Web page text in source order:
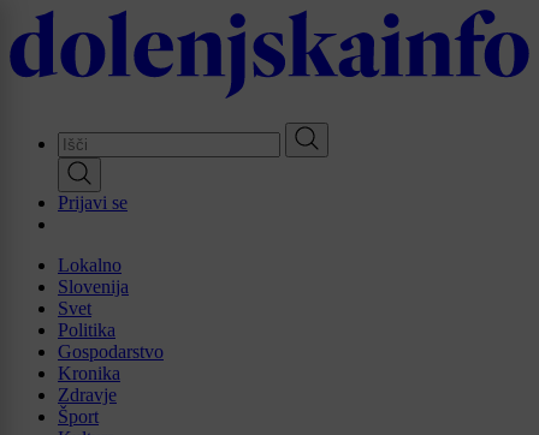
Skip
to
main
Prijavi se
Lokalno
Slovenija
Svet
Politika
Gospodarstvo
Kronika
Zdravje
Šport